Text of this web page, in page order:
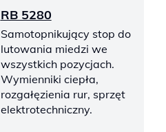
RB 5280
Samotopnikujący stop do
lutowania miedzi we
wszystkich pozycjach.
Wymienniki ciepła,
rozgałęzienia rur, sprzęt
elektrotechniczny.